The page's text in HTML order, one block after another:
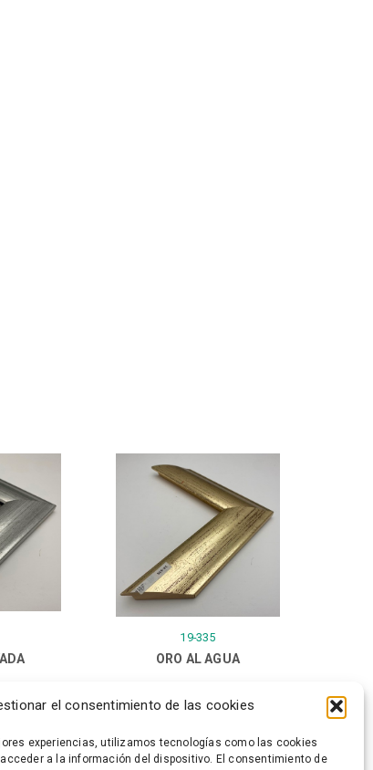
el consentimiento de las cookies
experiencias, utilizamos tecnologías como las cookies
a la información del dispositivo. El consentimiento de
19-335
ORO AL AGUA